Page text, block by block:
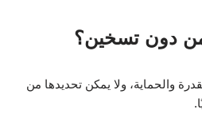
من دون تسخين؟
والحماية، ولا يمكن تحديدها من